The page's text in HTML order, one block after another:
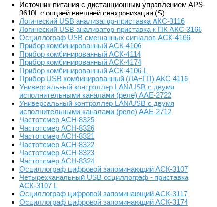
Источник питания с дистанционным управлением APS-
3610L с опцией внешней синхронизации (S)
Логический USB анализатор-приставка АКС-3116
Логический USB анализатор-приставка к ПК АКС-3166
Осциллограф USB смешанных сигналов АСК-4166
Прибор комбинированный АСК-4106
Прибор комбинированный АСК-4114
Прибор комбинированный АСК-4174
Прибор комбинированный АСК-4106-L
Прибор USB комбинированный (ЛА+ГП) АКС-4116
Универсальный контроллер LAN/USB с двумя
исполнительными каналами (реле) ААЕ-2722
Универсальный контроллер LAN/USB с двумя
исполнительными каналами (реле) ААЕ-2712
Частотомер АСН-8325
Частотомер АСН-8326
Частотомер АСН-8321
Частотомер АСН-8322
Частотомер АСН-8323
Частотомер АСН-8324
Осциллограф цифровой запоминающий АСК-3107
Четырехканальный USB осциллограф - приставка
АСК-3107 L
Осциллограф цифровой запоминающий АСК-3117
Осциллограф цифровой запоминающий АСК-3174